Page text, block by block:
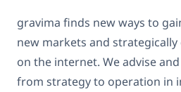
gravima finds new ways to
new markets and strategically
on the internet. We advise
from strategy to operation in